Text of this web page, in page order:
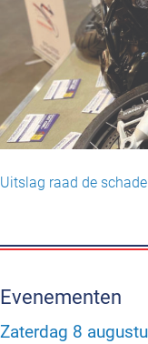
Uitslag raad de
Evenementen
Zaterdag 8